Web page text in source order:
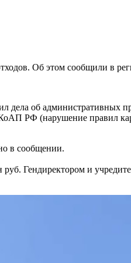
Об этом сообщили в
дела об административных
КоАП РФ (нарушение правил
в сообщении.
Гендиректором и